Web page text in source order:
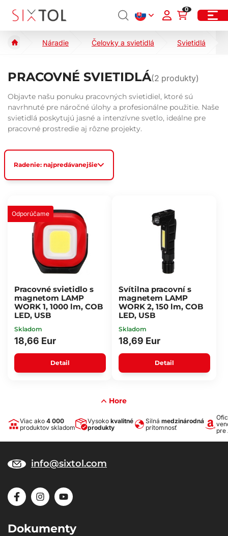
0
Náradie Čelovky a svietidlá Svietidlá
PRACOVNÉ SVIETIDLÁ(2 produkty)
Objavte našu ponuku pracovných svietidiel, ktoré sú
navrhnuté pre náročné úlohy a profesionálne použitie. Naše
svietidlá poskytujú jasné a intenzívne svetlo, ideálne pre
pracovné prostredie aj rôzne projekty.
Radenie: najpredávanejšie
Odporúčame
Pracovné svietidlo s
magnetom LAMP
WORK 1, 1000 lm, COB
LED, USB
Skladom
18,66 Eur
Detail
Svítilna pracovní s
magnetem LAMP
WORK 2, 150 lm, COB
LED, USB
Skladom
18,69 Eur
Detail
Hore
Viac ako 4 000
produktov skladom
Vysoko kvalitné
produkty
Silná medzinárodná
prítomnosť
pre
info@sixtol.com
Dokumenty